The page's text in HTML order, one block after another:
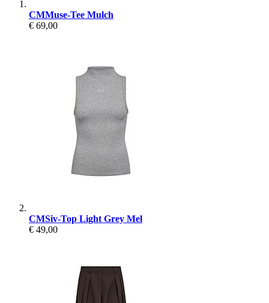
CMMuse-Tee Mulch
€ 69,00
CMSiv-Top Light Grey Mel
€ 49,00